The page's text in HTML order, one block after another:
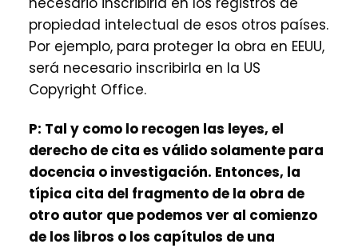
propiedad intelectual de esos otros países.
Por ejemplo, para proteger la obra en EEUU,
será necesario inscribirla en la US
Copyright Office.
P: Tal y como lo recogen las leyes, el
derecho de cita es válido solamente para
docencia o investigación. Entonces, la
típica cita del fragmento de la obra de
otro autor que podemos ver al comienzo
de los libros o los capítulos de una